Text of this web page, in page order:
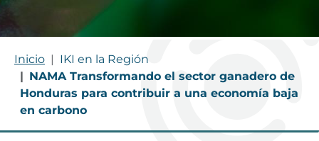
RUTA DE NAVEGACIÓN
Inicio
IKI en la Región
NAMA Transformando el sector ganadero de
Honduras para contribuir a una economía baja
en carbono